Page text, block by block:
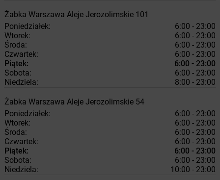
Żabka Warszawa Aleje Jerozolimskie 101
Poniedziałek:
6:00 - 23:00
Wtorek:
6:00 - 23:00
Środa:
6:00 - 23:00
Czwartek:
6:00 - 23:00
Piątek:
6:00 - 23:00
Sobota:
6:00 - 23:00
Niedziela:
8:00 - 23:00
Żabka Warszawa Aleje Jerozolimskie 54
Poniedziałek:
6:00 - 23:00
Wtorek:
6:00 - 23:00
Środa:
6:00 - 23:00
Czwartek:
6:00 - 23:00
Piątek:
6:00 - 23:00
Sobota:
6:00 - 23:00
Niedziela:
10:00 - 23:00